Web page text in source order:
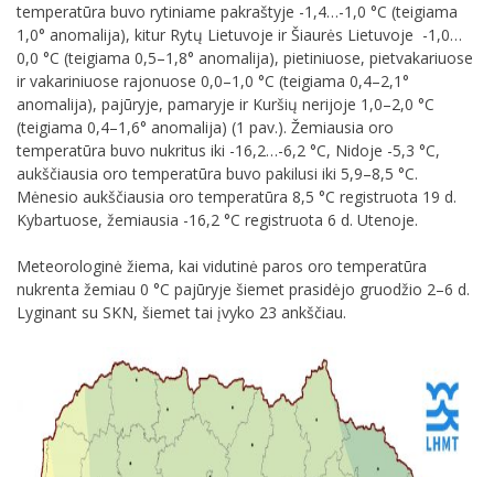
Grąžinti
viską
į
pradinę
būseną
cached
temperatūra buvo rytiniame pakraštyje -1,4…-1,0 °C (teigiama
1,0° anomalija), kitur Rytų Lietuvoje ir Šiaurės Lietuvoje -1,0…
0,0 °C (teigiama 0,5–1,8° anomalija), pietiniuose, pietvakariuose
ir vakariniuose rajonuose 0,0–1,0 °C (teigiama 0,4–2,1°
anomalija), pajūryje, pamaryje ir Kuršių nerijoje 1,0–2,0 °C
(teigiama 0,4–1,6° anomalija) (1 pav.). Žemiausia oro
temperatūra buvo nukritus iki -16,2…-6,2 °C, Nidoje -5,3 °C,
aukščiausia oro temperatūra buvo pakilusi iki 5,9–8,5 °C.
Mėnesio aukščiausia oro temperatūra 8,5 °C registruota 19 d.
Kybartuose, žemiausia -16,2 °C registruota 6 d. Utenoje.
Meteorologinė žiema, kai vidutinė paros oro temperatūra
nukrenta žemiau 0 °C pajūryje šiemet prasidėjo gruodžio 2–6 d.
Lyginant su SKN, šiemet tai įvyko 23 ankščiau.